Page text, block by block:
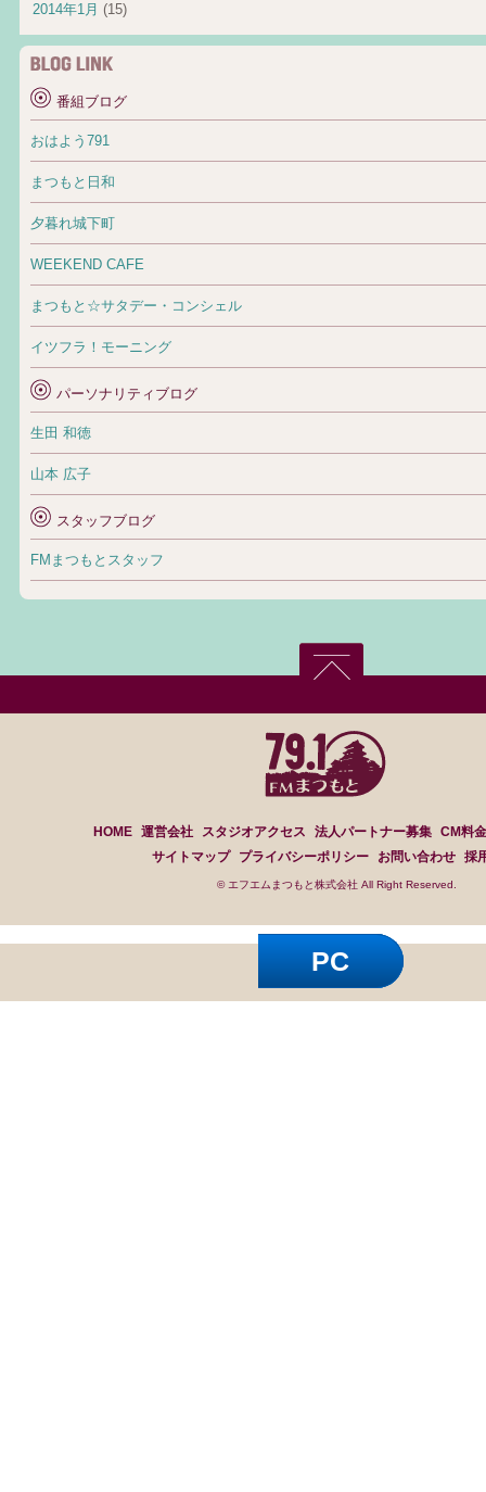
2014年1月 (15)
番組ブログ
おはよう791
まつもと日和
夕暮れ城下町
WEEKEND CAFE
まつもと☆サタデー・コンシェル
イツフラ！モーニング
パーソナリティブログ
生田 和徳
山本 広子
スタッフブログ
FMまつもとスタッフ
HOME 運営会社 スタジオアクセス 法人パートナー募集 CM料
サイトマップ
プライバシーポリシー お問い合わせ 採
© エフエムまつもと株式会社 All Right Reserved.
PC